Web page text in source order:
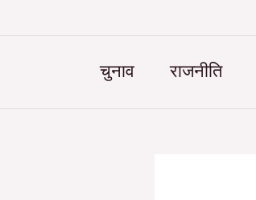
चुनाव राजनीति